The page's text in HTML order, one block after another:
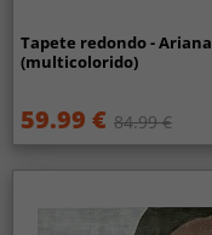
Tapete redondo - Ariana
(multicolorido)
59.99 € 84.99 €